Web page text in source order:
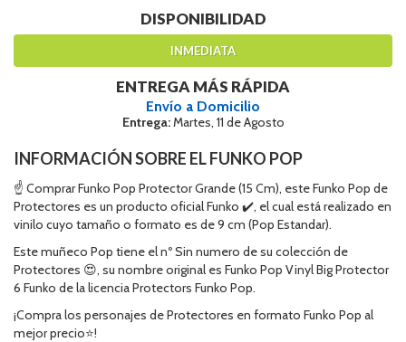
DISPONIBILIDAD
INMEDIATA
ENTREGA MÁS RÁPIDA
Envío a Domicilio
Entrega:Martes, 11 de Agosto
INFORMACIÓN SOBRE EL FUNKO POP
☝ Comprar Funko Pop Protector Grande (15 Cm), este Funko Pop de
Protectores es un producto oficial Funko ✔️, el cual está realizado en
vinilo cuyo tamaño o formato es de 9 cm (Pop Estandar).
Este muñeco Pop tiene el nº Sin numero de su colección de
Protectores 😍, su nombre original es Funko Pop Vinyl Big Protector
6 Funko de la licencia Protectors Funko Pop.
¡Compra los personajes de Protectores en formato Funko Pop al
mejor precio⭐!